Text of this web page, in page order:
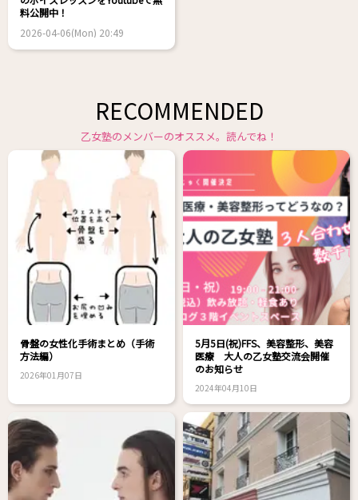
料公開中！
2026-04-06(Mon) 20:49
RECOMMENDED
乙女塾のメンバーのオススメ。読んでね！
骨盤の女性化手術まとめ（手術
方法編）
2026年01月07日
5月5日(祝)FFS、美容整形、美容
医療 大人の乙女塾交流会開催
のお知らせ
2024年04月10日